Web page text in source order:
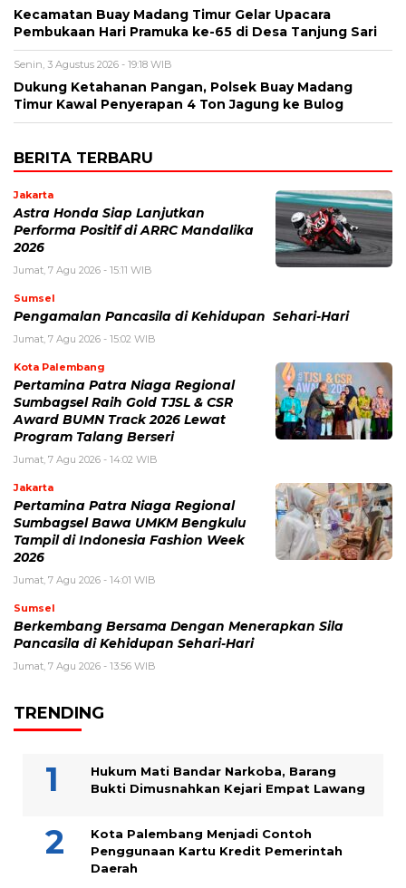
Kecamatan Buay Madang Timur Gelar Upacara
Pembukaan Hari Pramuka ke-65 di Desa Tanjung Sari
Senin, 3 Agustus 2026 - 19:18 WIB
Dukung Ketahanan Pangan, Polsek Buay Madang
Timur Kawal Penyerapan 4 Ton Jagung ke Bulog
BERITA TERBARU
Jakarta
Astra Honda Siap Lanjutkan
Performa Positif di ARRC Mandalika
2026
Jumat, 7 Agu 2026 - 15:11 WIB
Sumsel
Pengamalan Pancasila di Kehidupan Sehari-Hari
Jumat, 7 Agu 2026 - 15:02 WIB
Kota Palembang
Pertamina Patra Niaga Regional
Sumbagsel Raih Gold TJSL & CSR
Award BUMN Track 2026 Lewat
Program Talang Berseri
Jumat, 7 Agu 2026 - 14:02 WIB
Jakarta
Pertamina Patra Niaga Regional
Sumbagsel Bawa UMKM Bengkulu
Tampil di Indonesia Fashion Week
2026
Jumat, 7 Agu 2026 - 14:01 WIB
Sumsel
Berkembang Bersama Dengan Menerapkan Sila
Pancasila di Kehidupan Sehari-Hari
Jumat, 7 Agu 2026 - 13:56 WIB
TRENDING
Hukum Mati Bandar Narkoba, Barang
Bukti Dimusnahkan Kejari Empat Lawang
Kota Palembang Menjadi Contoh
Penggunaan Kartu Kredit Pemerintah
Daerah